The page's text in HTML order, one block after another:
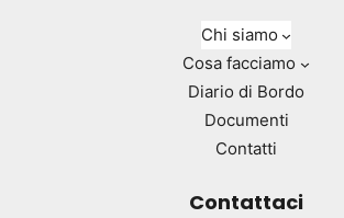
Chi siamo
Cosa facciamo
Diario di Bordo
Documenti
Contatti
Contattaci